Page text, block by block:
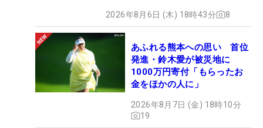
2026年8月6日 (木) 18時43分 8
あふれる熊本への思い 首位
発進・鈴木愛が被災地に
1000万円寄付「もらったお
金をほかの人に」
2026年8月7日 (金) 18時10分
19